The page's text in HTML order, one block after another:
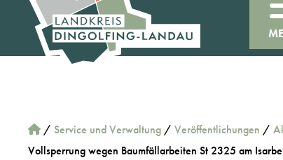
/ Service und Verwaltung / Veröffentlichungen /
Vollsperrung wegen Baumfällarbeiten St 2325 am